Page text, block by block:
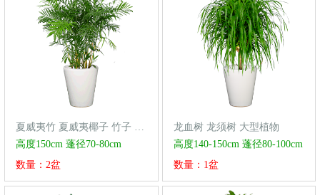
夏威夷竹 夏威夷椰子 竹子 凤尾竹 大型植物
高度150cm 蓬径70-80cm
数量：2盆
龙血树 龙须树 大型植物
高度140-150cm 蓬径80-100cm
数量：1盆